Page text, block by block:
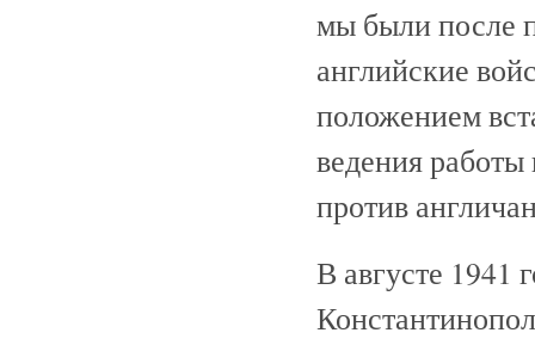
мы были после
английские
положением
ведения
против
В августе 1941